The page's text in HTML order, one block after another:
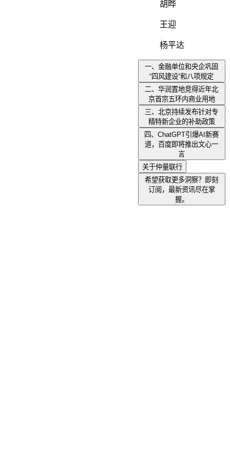
胡晔
王迎
杨平达
一、金融单位和央企巩固
“四风建设”和八项规定
二、华润置地竞得近年北
京首宗五环内商业用地
三、北京持续发布针对专
精特新企业的补助政策
四、ChatGPT引爆AI新赛
道，百度即将推出文心一
言
关于仲量联行
希望获取更多洞察？即刻
订阅，最新资讯尽在掌
握。